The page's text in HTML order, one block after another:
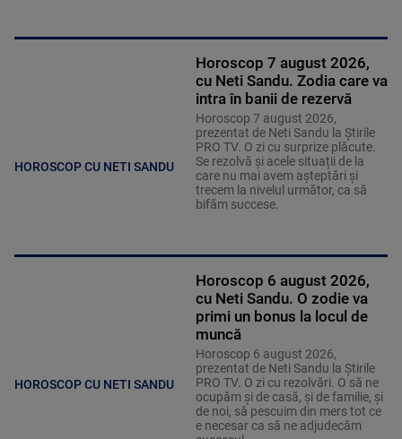
HOROSCOP CU NETI SANDU
Horoscop 7 august 2026,
cu Neti Sandu. Zodia care va
intra în banii de rezervă
Horoscop 7 august 2026,
prezentat de Neti Sandu la Știrile
PRO TV. O zi cu surprize plăcute.
Se rezolvă și acele situații de la
care nu mai avem așteptări și
trecem la nivelul următor, ca să
bifăm succese.
HOROSCOP CU NETI SANDU
Horoscop 6 august 2026,
cu Neti Sandu. O zodie va
primi un bonus la locul de
muncă
Horoscop 6 august 2026,
prezentat de Neti Sandu la Știrile
PRO TV. O zi cu rezolvări. O să ne
ocupăm și de casă, și de familie, și
de noi, să pescuim din mers tot ce
e necesar ca să ne adjudecăm